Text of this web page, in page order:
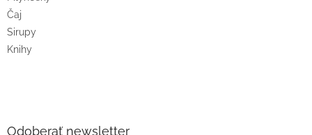
Čaj
Sirupy
Knihy
Odoberať newsletter